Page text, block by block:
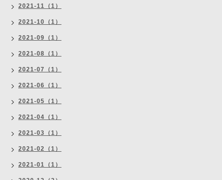
2021-11（1）
2021-10（1）
2021-09（1）
2021-08（1）
2021-07（1）
2021-06（1）
2021-05（1）
2021-04（1）
2021-03（1）
2021-02（1）
2021-01（1）